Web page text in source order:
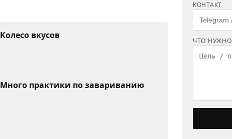
Колесо вкусов
Много практики по завариванию
КОНТАКТ
ЧТО НУЖНО